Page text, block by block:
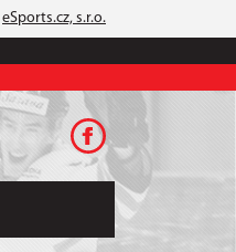
eSports.cz, s.r.o.